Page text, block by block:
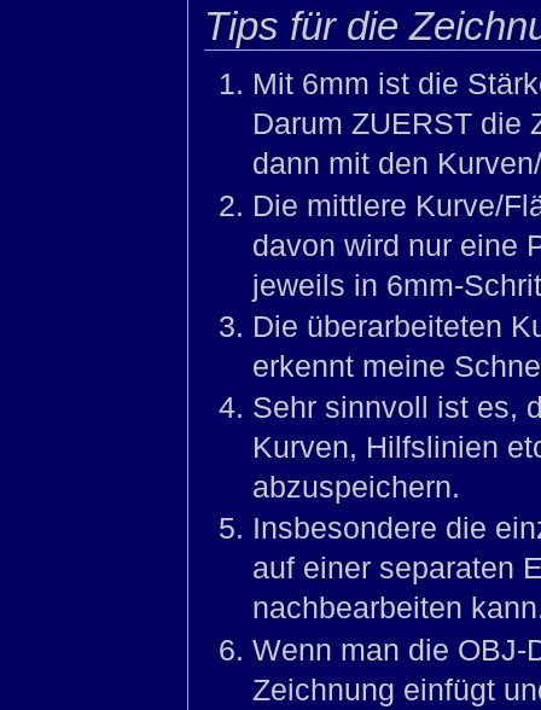
Tips für die
Mit 6mm ist die
Darum ZUERST die
dann mit den
Die mittlere Kurve/
davon wird nur eine
jeweils in 6mm-
Die überarbeiteten
erkennt meine
Sehr sinnvoll ist es,
Kurven, Hilfslinien
abzuspeichern.
Insbesondere die
auf einer separaten
nachbearbeiten
Wenn man die OBJ-
Zeichnung einfügt